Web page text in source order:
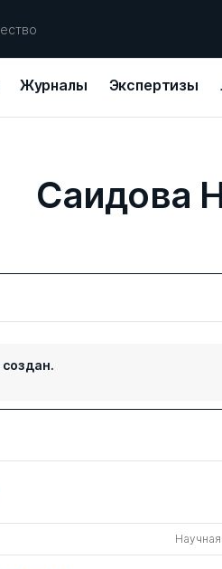
Журналы Экспертизы
Саидова